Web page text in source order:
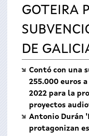
GOTEIRA
DE
Contó con una
255.000 euros
2022 para la
proyectos
Antonio Durán
protagonizan